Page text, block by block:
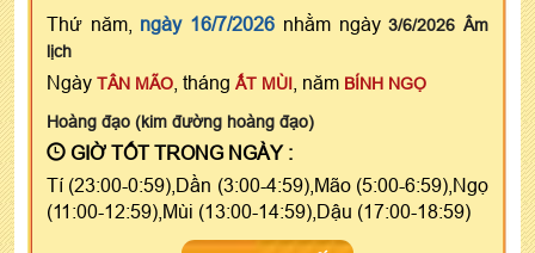
Thứ năm, ngày 16/7/2026 nhằm ngày3/6/2026 Âm
lịch
Ngày TÂN MÃO , tháng ẤT MÙI , năm BÍNH NGỌ
Hoàng đạo (kim đường hoàng đạo)
GIỜ TỐT TRONG NGÀY :
Tí (23:00-0:59),Dần (3:00-4:59),Mão (5:00-6:59),Ngọ
(11:00-12:59),Mùi (13:00-14:59),Dậu (17:00-18:59)